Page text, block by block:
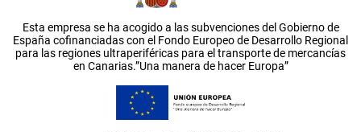
Esta empresa se ha acogido a las subvenciones del Gobierno de
España cofinanciadas con el Fondo Europeo de Desarrollo Regional
para las regiones ultraperiféricas para el transporte de mercancías
en Canarias.”Una manera de hacer Europa”